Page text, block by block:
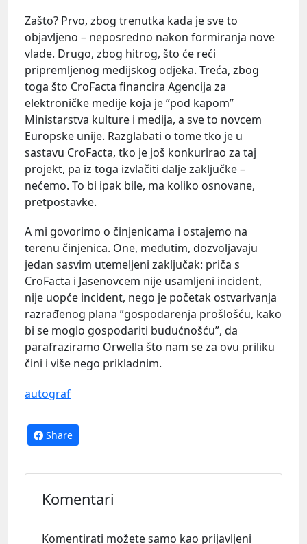
Zašto? Prvo, zbog trenutka kada je sve to
objavljeno – neposredno nakon formiranja nove
vlade. Drugo, zbog hitrog, što će reći
pripremljenog medijskog odjeka. Treća, zbog
toga što CroFacta financira Agencija za
elektroničke medije koja je ”pod kapom”
Ministarstva kulture i medija, a sve to novcem
Europske unije. Razglabati o tome tko je u
sastavu CroFacta, tko je još konkurirao za taj
projekt, pa iz toga izvlačiti dalje zaključke –
nećemo. To bi ipak bile, ma koliko osnovane,
pretpostavke.
A mi govorimo o činjenicama i ostajemo na
terenu činjenica. One, međutim, dozvoljavaju
jedan sasvim utemeljeni zaključak: priča s
CroFacta i Jasenovcem nije usamljeni incident,
nije uopće incident, nego je početak ostvarivanja
razrađenog plana ”gospodarenja prošlošću, kako
bi se moglo gospodariti budućnošću”, da
parafraziramo Orwella što nam se za ovu priliku
čini i više nego prikladnim.
autograf
Share
Komentari
Komentirati možete samo kao prijavljeni